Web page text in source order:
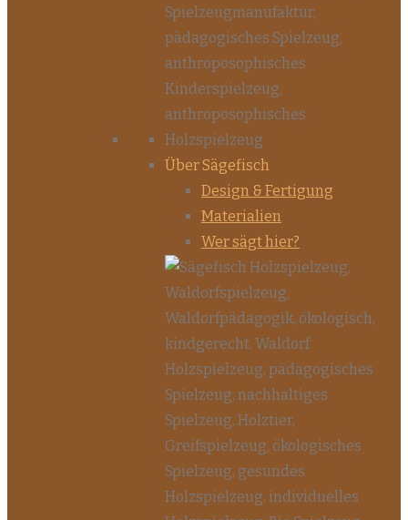
Über Sägefisch
Design & Fertigung
Materialien
Wer sägt hier?